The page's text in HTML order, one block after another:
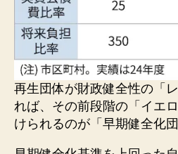
再生団体が財政健全性の「
れば、その前段階の「イエ
けられるのが「早期健全化団